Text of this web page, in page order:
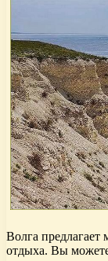
Волга предлагает
отдыха. Вы можете